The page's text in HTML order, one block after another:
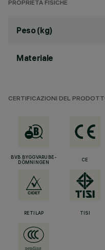
PROPRIETÀ FISICHE
Peso (kg)
Materiale
CERTIFICAZIONI DEL
BVB BYGGVARUBE-
DÖMNINGEN
CE
RETILAP TISI